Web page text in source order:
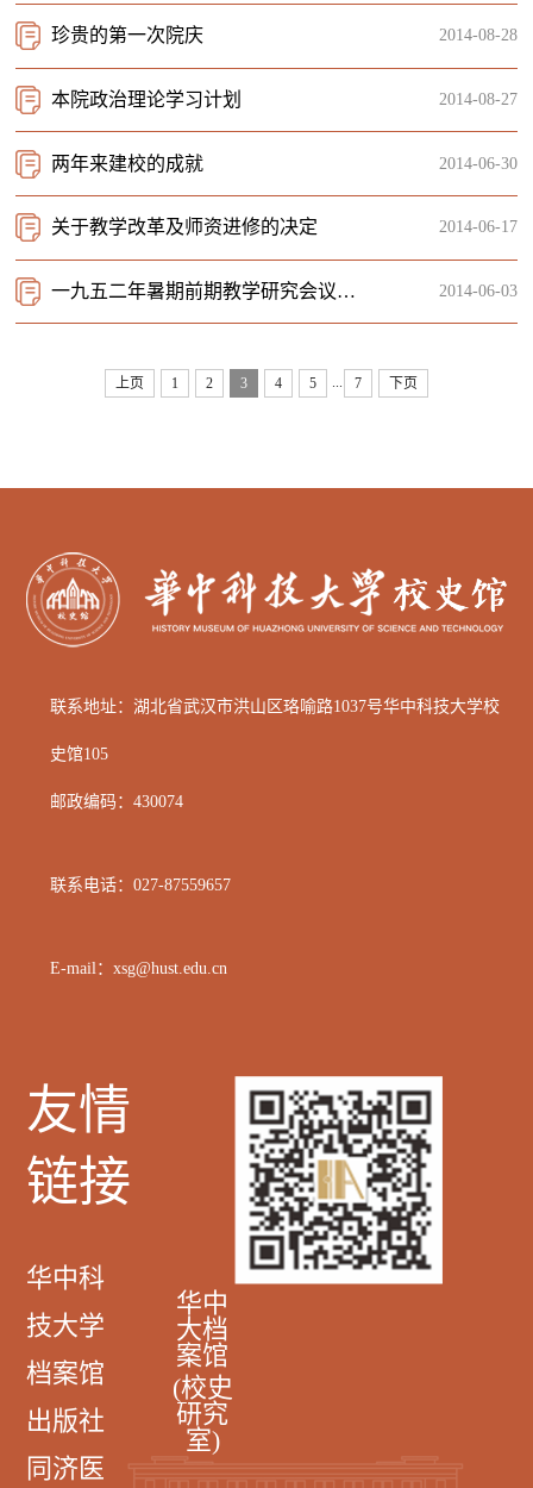
珍贵的第一次院庆 2014-08-28
本院政治理论学习计划 2014-08-27
两年来建校的成就 2014-06-30
关于教学改革及师资进修的决定 2014-06-17
一九五二年暑期前期教学研究会议总结 2014-06-03
上页 1 2 3 4 5 ... 7 下页
联系地址：湖北省武汉市洪山区珞喻路1037号华中科技大学校
史馆105
邮政编码：430074
联系电话：027-87559657
E-mail：xsg@hust.edu.cn
友情
链接
华中科
技大学
档案馆
出版社
同济医
华中
大档
案馆
(校史
研究
室)